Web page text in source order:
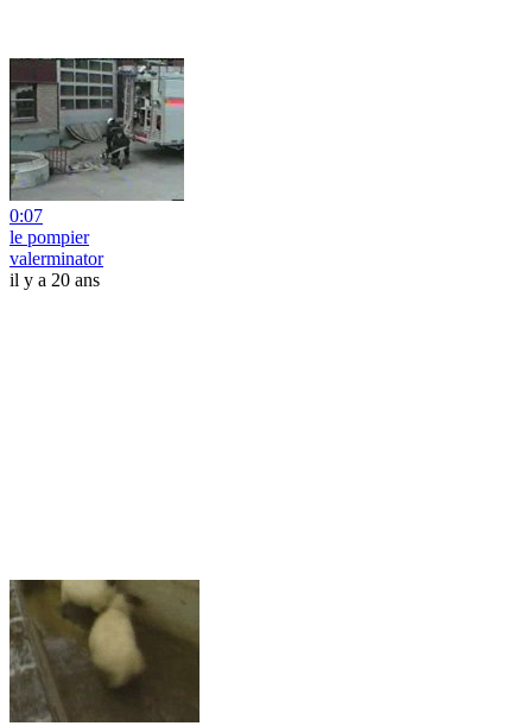
0:07
le pompier
valerminator
il y a 20 ans